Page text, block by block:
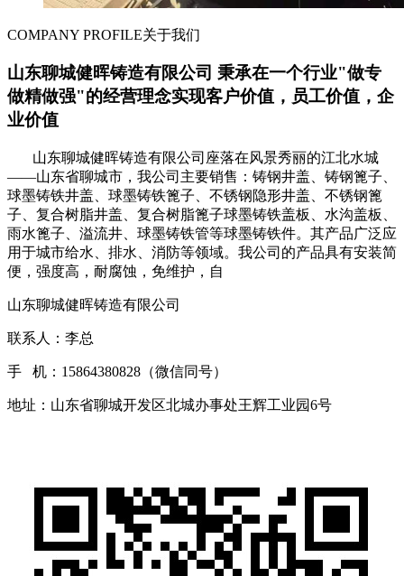
COMPANY PROFILE关于我们
山东聊城健晖铸造有限公司 秉承在一个行业"做专
做精做强"的经营理念实现客户价值，员工价值，企
业价值
山东聊城健晖铸造有限公司座落在风景秀丽的江北水城
——山东省聊城市，我公司主要销售：铸钢井盖、铸钢篦子、
球墨铸铁井盖、球墨铸铁篦子、不锈钢隐形井盖、不锈钢篦
子、复合树脂井盖、复合树脂篦子球墨铸铁盖板、水沟盖板、
雨水篦子、溢流井、球墨铸铁管等球墨铸铁件。其产品广泛应
用于城市给水、排水、消防等领域。我公司的产品具有安装简
便，强度高，耐腐蚀，免维护，自
山东聊城健晖铸造有限公司
联系人：李总
手 机：15864380828（微信同号）
地址：山东省聊城开发区北城办事处王辉工业园6号